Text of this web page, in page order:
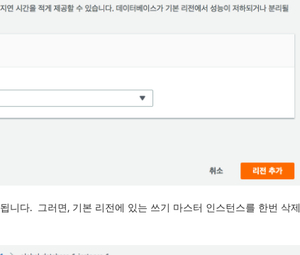
니다. 그러면, 기본 리전에 있는 쓰기 마스터 인스턴스를 한번 삭제